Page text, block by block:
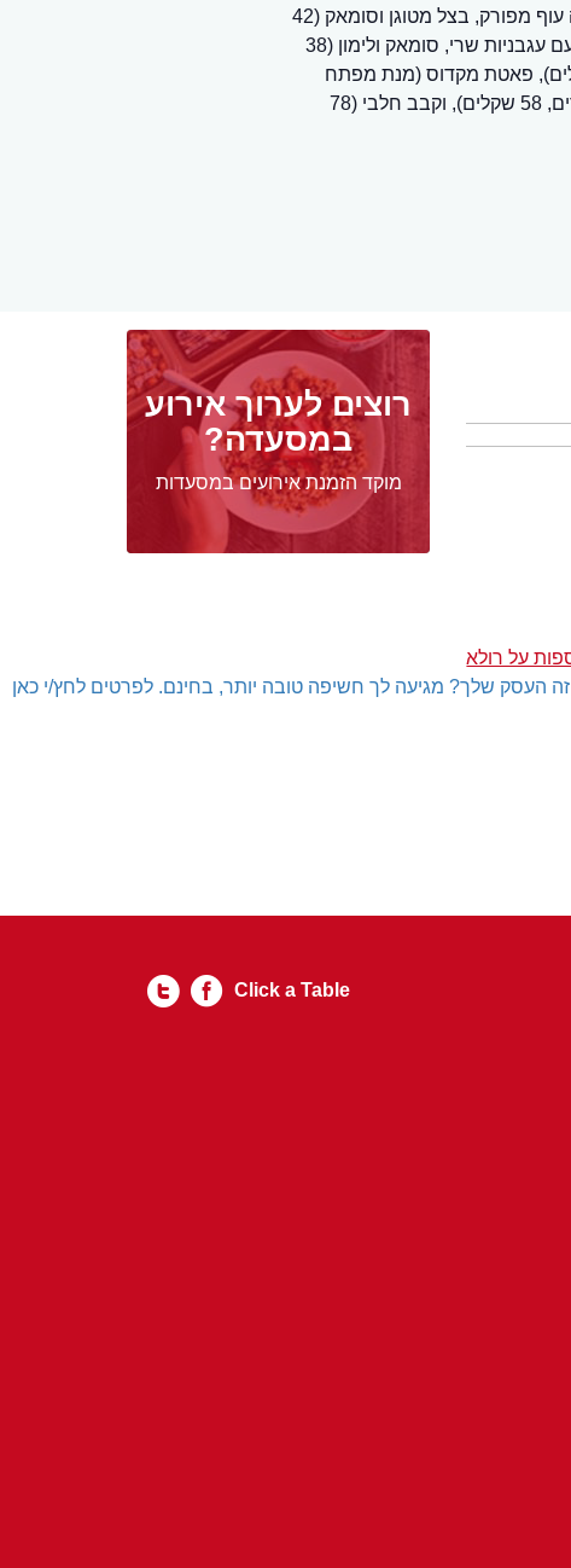
שייטל טרי טחון, שמן זית וצנוברים (44 שקלים), חומוס מסאכאן עם חזה עוף מפורק, בצל מטוגן וסומאק (42
שקלים), קובה ממולא עגל ומטוגן בשמן עמוק (39 שקלים), סלט ג'רג'יר עם עגבניות שרי, סומאק ולימון (38
גבינה (בצק הבית עם גבינה עכואית ושמן זית, 26 שקלים), פאטת מקדוס (מנת מפתח
שמכילה חציל, פתוש, יוגורט, טחינה, רכז רימונים, בשר עגל טחון וצנוברים, 58 שקלים), וקבב חלבי (78
על רולא
רוצים לערוך אירוע
במסעדה?
מוקד הזמנת אירועים במסעדות
זה העסק שלך? מגיעה לך חשיפה טובה יותר, בחינם. לפרטים לחץ/י כאן
Click a Table